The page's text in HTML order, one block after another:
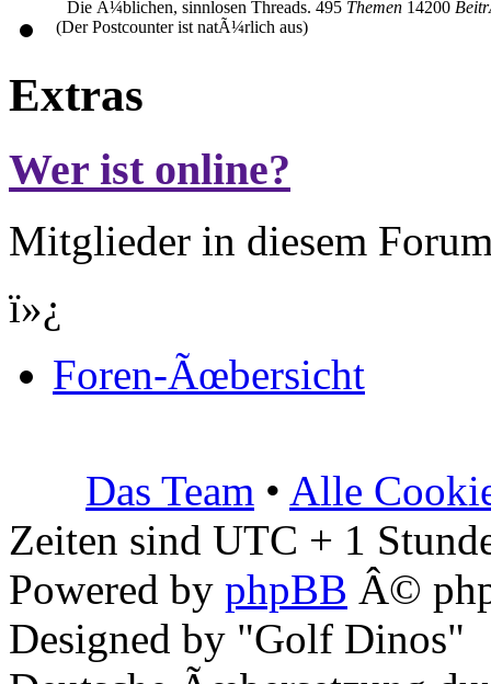
Die Ã¼blichen, sinnlosen Threads.
(Der Postcounter ist natÃ¼rlich aus)
495 Themen 14200
Extras
Wer ist online?
Mitglieder in diesem
ï»¿
Foren-Ãœbersicht
Das Team • Alle
Zeiten sind UTC + 1
Powered by phpBB Â©
Designed by "Golf Dinos"